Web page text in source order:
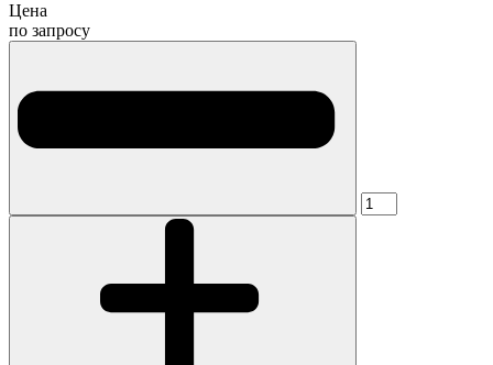
Цена
по запросу